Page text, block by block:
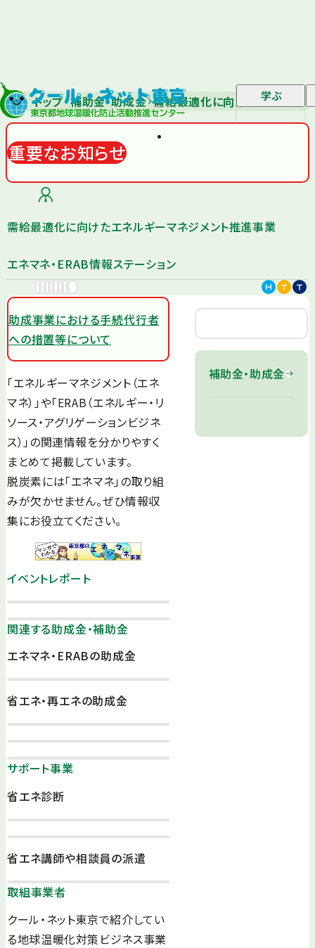
学ぶ
トップ 補助金・助成金 需給最適化に向けたエネルギ
重要なお知らせ
需給最適化に向けたエネルギーマネジメント推進事業
エネマネ・ERAB情報ステーション
補助金・助成金
助成事業における手続代行者
への措置等について
「エネルギーマネジメント（エネ
マネ）」や「ERAB（エネルギー・リ
ソース・アグリゲーションビジネ
ス）」の関連情報を分かりやすく
まとめて掲載しています。
脱炭素には「エネマネ」の取り組
みが欠かせません。ぜひ情報収
集にお役立てください。
イベントレポート
関連する助成金・補助金
エネマネ・ERABの助成金
省エネ・再エネの助成金
サポート事業
省エネ診断
省エネ講師や相談員の派遣
取組事業者
クール・ネット東京で紹介してい
る地球温暖化対策ビジネス事業